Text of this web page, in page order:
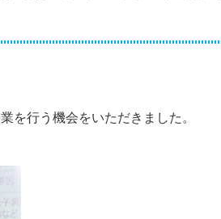
を行う機会をいただきました。